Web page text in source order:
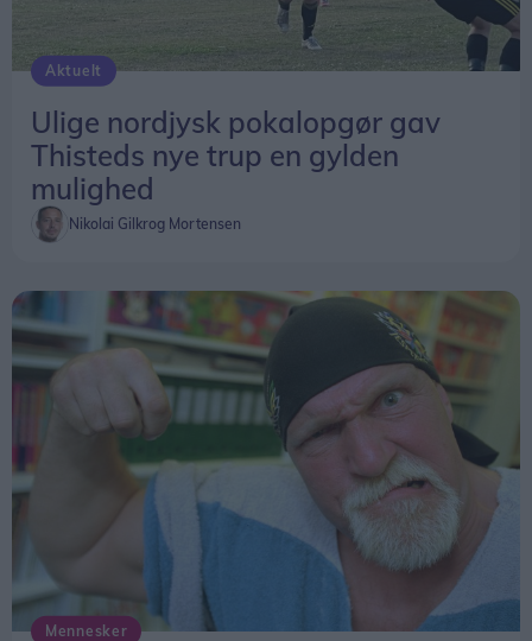
Aktuelt
Ulige nordjysk pokalopgør gav
Thisteds nye trup en gylden
mulighed
Nikolai Gilkrog Mortensen
Mennesker